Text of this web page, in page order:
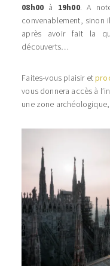
08h00 à 19h00. A
convenablement, sinon
après avoir fait la
découverts…
Faites-vous plaisir et
vous donnera accès à
une zone